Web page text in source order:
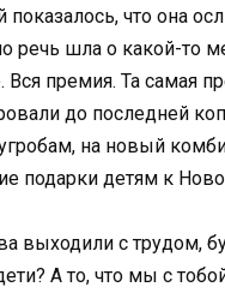
показалось, что она
речь шла о какой-то
премия. Та самая
до последней
на новый
подарки детям к
выходили с трудом,
А то, что мы с